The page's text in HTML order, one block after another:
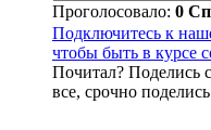
Проголосовало: 0
Подключитесь к
чтобы быть в курсе
Почитал? Поделись
все, срочно